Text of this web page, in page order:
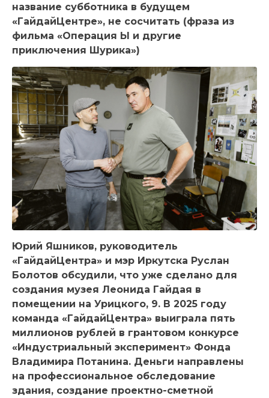
название субботника в будущем
«ГайдайЦентре», не сосчитать (фраза из
фильма «Операция Ы и другие
приключения Шурика»)
Юрий Яшников, руководитель
«ГайдайЦентра» и мэр Иркутска Руслан
Болотов обсудили, что уже сделано для
создания музея Леонида Гайдая в
помещении на Урицкого, 9. В 2025 году
команда «ГайдайЦентра» выиграла пять
миллионов рублей в грантовом конкурсе
«Индустриальный эксперимент» Фонда
Владимира Потанина. Деньги направлены
на профессиональное обследование
здания, создание проектно-сметной